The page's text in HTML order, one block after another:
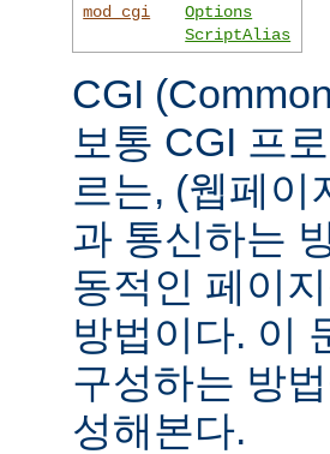
mod_cgi
Options
ScriptAlias
CGI
보통 CGI 프
르는, (웹페이
과 통신하는
동적인 페이
방법이다. 이
구성하는 방
성해본다.